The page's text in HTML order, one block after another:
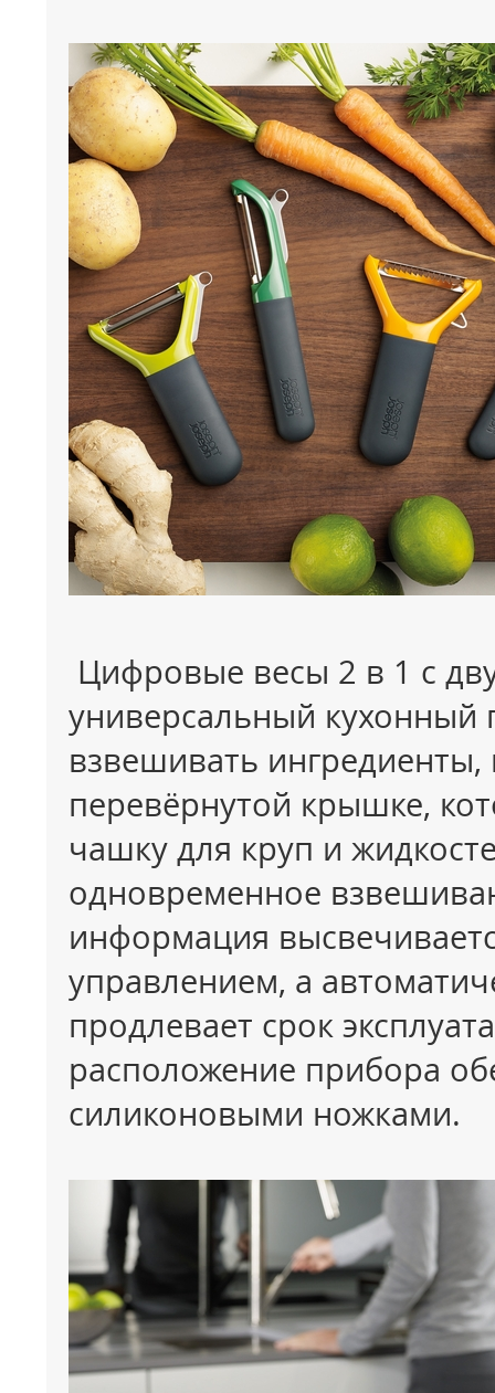
Цифровые весы 2 в 1 с
универсальный
взвешивать
перевёрнутой крышке,
чашку для круп и
одновременное
информация
управлением, а
продлевает срок
расположение прибора
силиконовыми ножками.